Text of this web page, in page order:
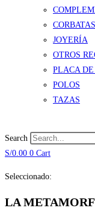
CORBATAS
JOYERÍA
OTROS
PLACA
POLOS
TAZAS
Search
S/0.00 0 Cart
Seleccionado:
LA